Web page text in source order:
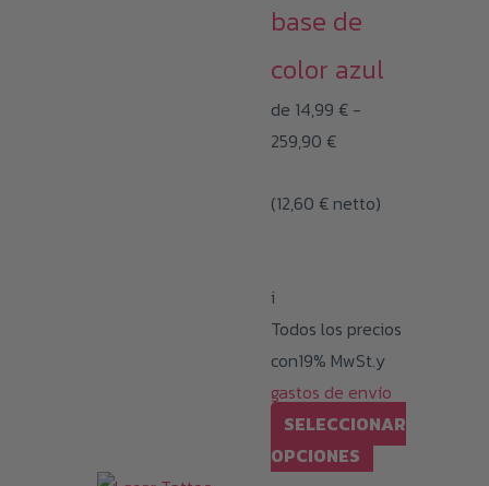
base de
color azul
de 14,99 € -
259,90 €Rango
precios:
259,90 €
(12,60 € netto)
i
Todos los precios
con19% MwSt.y
gastos de envío
SELECCIONAR
OPCIONES Este